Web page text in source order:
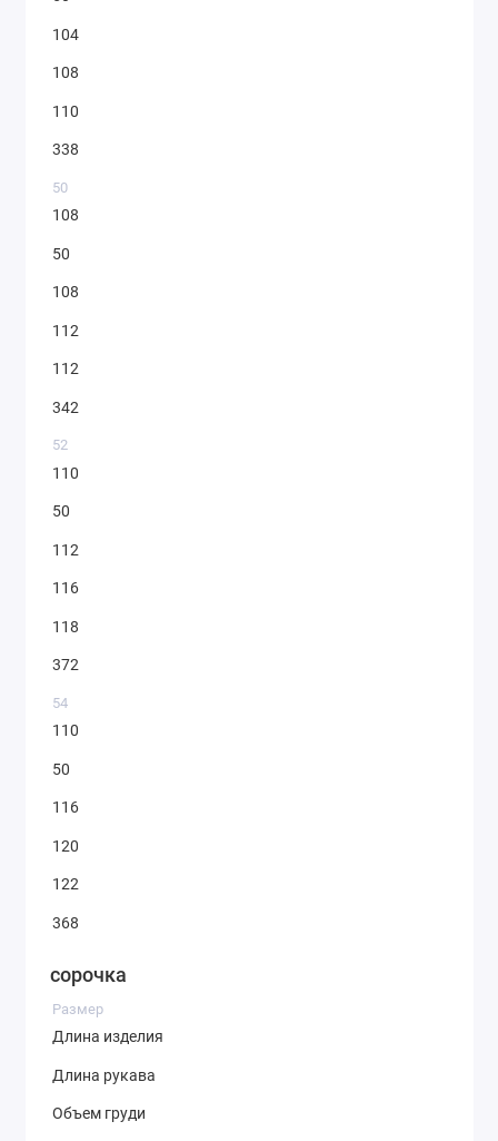
104
108
110
338
50
108
50
108
112
112
342
52
110
50
112
116
118
372
54
110
50
116
120
122
368
сорочка
Размер
Длина изделия
Длина рукава
Объем груди